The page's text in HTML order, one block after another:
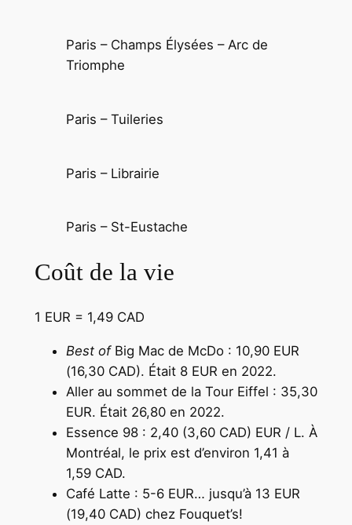
Paris – Champs Élysées – Arc de
Triomphe
Paris – Tuileries
Paris – Librairie
Paris – St-Eustache
Coût de la vie
1 EUR = 1,49 CAD
Best of Big Mac de McDo : 10,90 EUR
(16,30 CAD). Était 8 EUR en 2022.
Aller au sommet de la Tour Eiffel : 35,30
EUR. Était 26,80 en 2022.
Essence 98 : 2,40 (3,60 CAD) EUR / L. À
Montréal, le prix est d’environ 1,41 à
1,59 CAD.
Café Latte : 5-6 EUR… jusqu’à 13 EUR
(19,40 CAD) chez Fouquet’s!